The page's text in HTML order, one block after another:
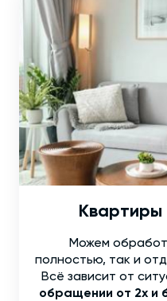
Можем
полностью, так и
Всё зависит от
обращении от 2х и